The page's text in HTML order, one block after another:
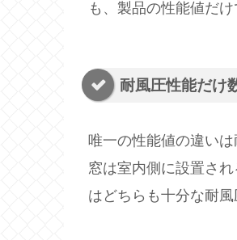
も、製品の性能値だ
耐風圧性能だけ
唯一の性能値の違い
窓は室内側に設置さ
はどちらも十分な耐風